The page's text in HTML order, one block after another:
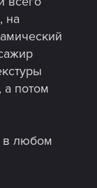
на
а потом
в любом